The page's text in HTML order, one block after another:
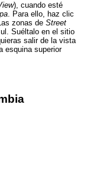
), cuando esté
. Para ello, haz clic
zonas de Street
Suéltalo en el sitio
salir de la vista
esquina superior